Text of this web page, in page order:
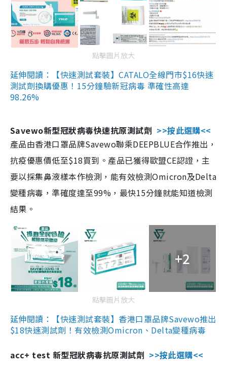
點擊圖片放大
延伸閱讀：【快速測試套裝】CATALO全線門市$16快速
測試劑換購優惠！15分鐘驗新冠病毒 準確性高達
98.26%
Savewo新型冠狀病毒快速抗原測試劑 >>按此選購<<
產品由香港口罩品牌Savewo聯乘DEEPBLUE合作推出，
抗疫優惠價低至$18買到。產品已獲得歐盟CE認證，主
要以採集鼻液樣本作檢測，能有效檢測Omicron及Delta
變種病毒，準確度達至99%，最快15分鐘就能知道檢測
結果。
+2
點擊圖片放大
延伸閱讀：【快速測試套裝】香港口罩品牌Savewo推出
$18快速測試劑！有效檢測Omicron、Delta變種病毒
acc+ test 新型冠狀病毒抗原測試劑 >>按此選購<<